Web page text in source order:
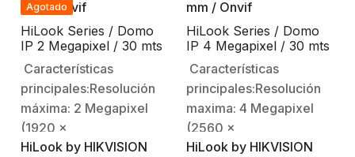
dWDR…
Agotado
HiLook Series / Domo
IP 2 Megapixel / 30 mts
IR / Exterior IP67 / IK10
/ dWDR / PoE / Lente
2.8 mm / Onvif
Características
principales:Resolución
máxima: 2 Megapixel
(1920 x
1080).Iluminación
HiLook by HIKVISION
HiLook Series / Domo
IP 4 Megapixel / 30 mts
IR / Exterior IP67 / IK10
/ PoE / dWDR / Lente
2.8 mm / Onvif
Características
principales:Resolución
maxima: 4 Megapixel
(2560 x
1440).Iluminación
HiLook by HIKVISION